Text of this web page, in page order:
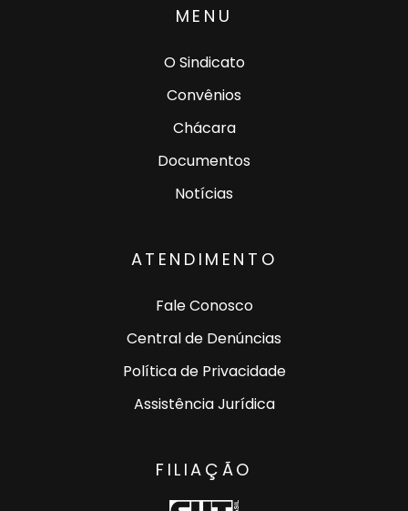
MENU
O Sindicato
Convênios
Chácara
Documentos
Notícias
ATENDIMENTO
Fale Conosco
Central de Denúncias
Política de Privacidade
Assistência Jurídica
FILIAÇÃO